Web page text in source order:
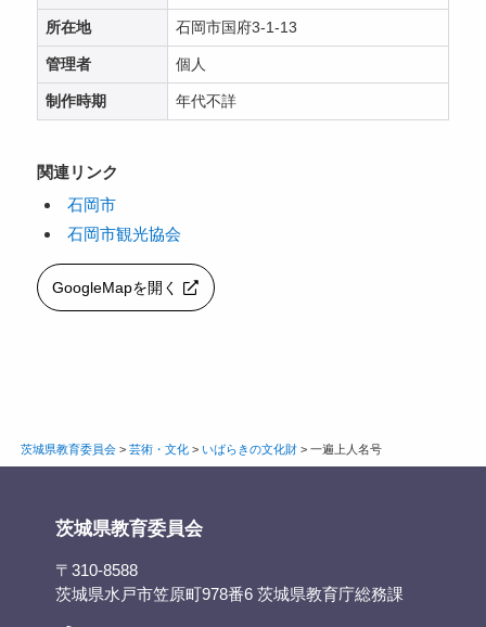
所在地 石岡市国府3-1-13
管理者 個人
制作時期 年代不詳
関連リンク
石岡市
石岡市観光協会
GoogleMapを開く
茨城県教育委員会> 芸術・文化> いばらきの文化財> 一遍上人名号
茨城県教育委員会
〒310-8588
茨城県水戸市笠原町978番6 茨城県教育庁総務課